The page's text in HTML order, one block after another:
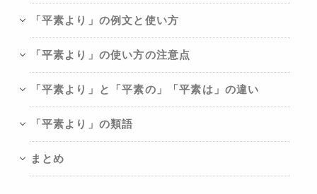
「平素より」の例文と使い方
「平素より」の使い方の注意点
「平素より」と「平素の」「平素は」の違い
「平素より」の類語
まとめ